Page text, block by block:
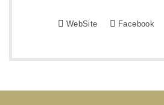
WebSite Facebook